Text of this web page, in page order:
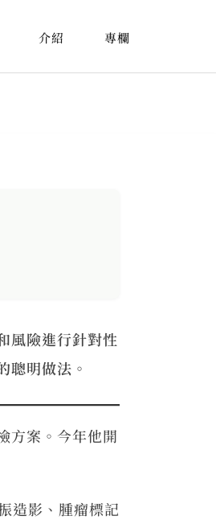
介紹 專欄
風險進行針對性
聰明做法。
方案。今年他開
造影、腫瘤標記